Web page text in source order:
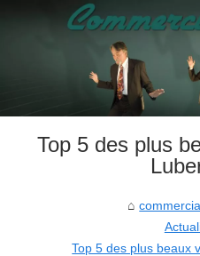
Top 5 des plus
Top 5 des plus beaux